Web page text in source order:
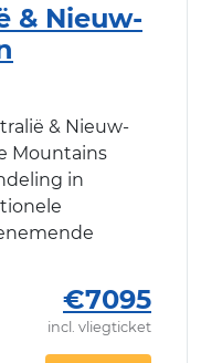
& Nieuw-
& Nieuw-
Mountains
in
€7095
incl. vliegticket